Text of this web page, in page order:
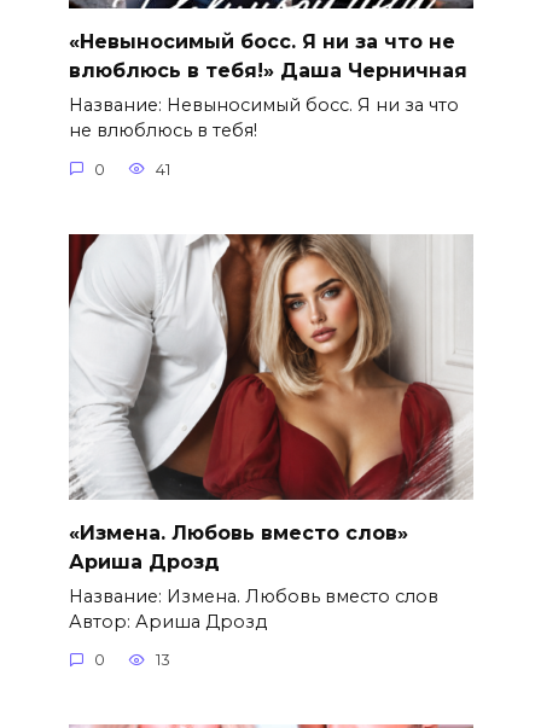
«Невыносимый босс. Я ни за что не
влюблюсь в тебя!» Даша Черничная
Название: Невыносимый босс. Я ни за что
не влюблюсь в тебя!
0 41
«Измена. Любовь вместо слов»
Ариша Дрозд
Название: Измена. Любовь вместо слов
Автор: Ариша Дрозд
0 13